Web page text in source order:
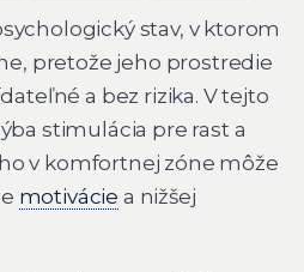
stav, v ktorom
pretože jeho prostredie
a bez rizika. V tejto
stimulácia pre rast a
v komfortnej zóne môže
motivácie a nižšej